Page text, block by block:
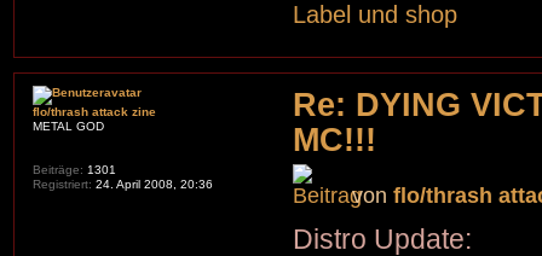
Label und shop
Re: DYING
MC!!!
vonflo/thrash
Distro Update:
flo/thrash attack zine
METAL GOD
Beiträge: 1301
Registriert: 24. April 2008, 20:36